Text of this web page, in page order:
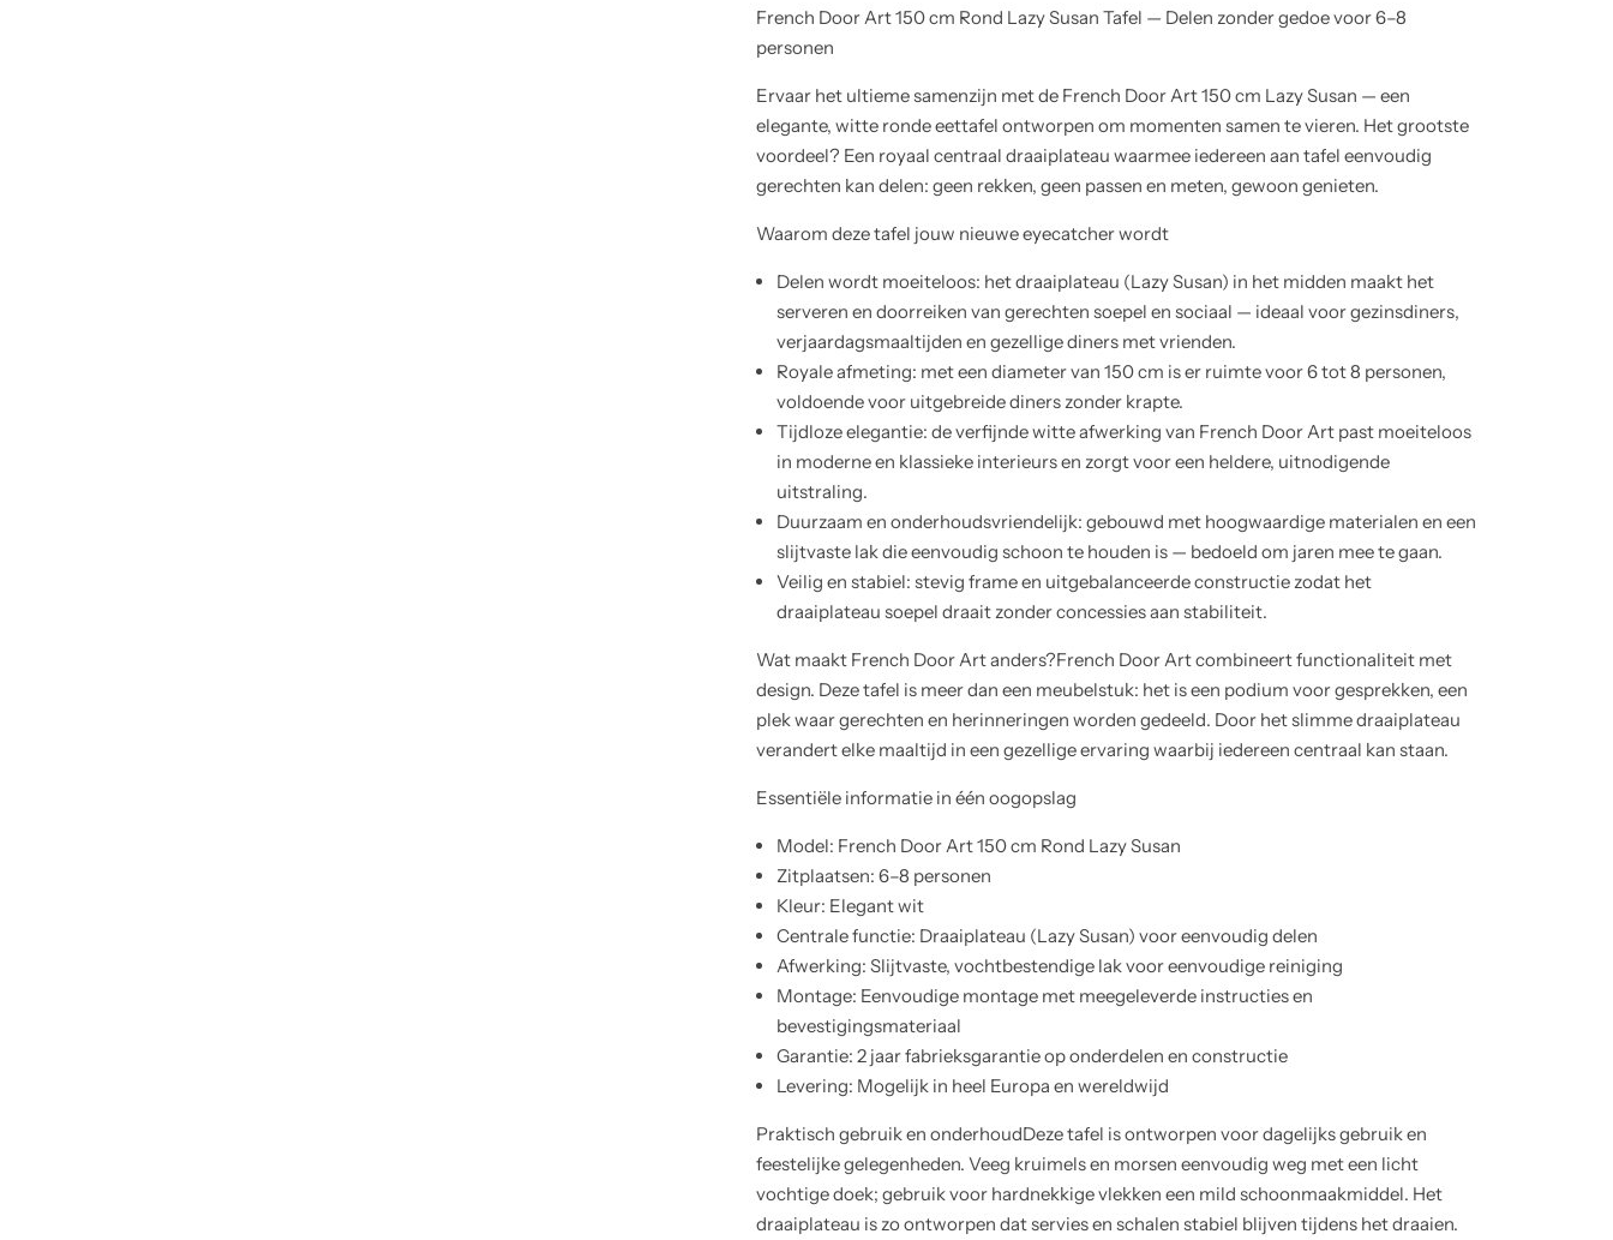
French Door Art 150 cm Rond Lazy Susan Tafel — Delen zonder gedoe voor 6–8
personen
Ervaar het ultieme samenzijn met de French Door Art 150 cm Lazy Susan — een
elegante, witte ronde eettafel ontworpen om momenten samen te vieren. Het grootste
voordeel? Een royaal centraal draaiplateau waarmee iedereen aan tafel eenvoudig
gerechten kan delen: geen rekken, geen passen en meten, gewoon genieten.
Waarom deze tafel jouw nieuwe eyecatcher wordt
Delen wordt moeiteloos: het draaiplateau (Lazy Susan) in het midden maakt het
serveren en doorreiken van gerechten soepel en sociaal — ideaal voor gezinsdiners,
verjaardagsmaaltijden en gezellige diners met vrienden.
Royale afmeting: met een diameter van 150 cm is er ruimte voor 6 tot 8 personen,
voldoende voor uitgebreide diners zonder krapte.
Tijdloze elegantie: de verfijnde witte afwerking van French Door Art past moeiteloos
in moderne en klassieke interieurs en zorgt voor een heldere, uitnodigende
uitstraling.
Duurzaam en onderhoudsvriendelijk: gebouwd met hoogwaardige materialen en een
slijtvaste lak die eenvoudig schoon te houden is — bedoeld om jaren mee te gaan.
Veilig en stabiel: stevig frame en uitgebalanceerde constructie zodat het
draaiplateau soepel draait zonder concessies aan stabiliteit.
Wat maakt French Door Art anders?French Door Art combineert functionaliteit met
design. Deze tafel is meer dan een meubelstuk: het is een podium voor gesprekken, een
plek waar gerechten en herinneringen worden gedeeld. Door het slimme draaiplateau
verandert elke maaltijd in een gezellige ervaring waarbij iedereen centraal kan staan.
Essentiële informatie in één oogopslag
Model: French Door Art 150 cm Rond Lazy Susan
Zitplaatsen: 6–8 personen
Kleur: Elegant wit
Centrale functie: Draaiplateau (Lazy Susan) voor eenvoudig delen
Afwerking: Slijtvaste, vochtbestendige lak voor eenvoudige reiniging
Montage: Eenvoudige montage met meegeleverde instructies en
bevestigingsmateriaal
Garantie: 2 jaar fabrieksgarantie op onderdelen en constructie
Levering: Mogelijk in heel Europa en wereldwijd
Praktisch gebruik en onderhoudDeze tafel is ontworpen voor dagelijks gebruik en
feestelijke gelegenheden. Veeg kruimels en morsen eenvoudig weg met een licht
vochtige doek; gebruik voor hardnekkige vlekken een mild schoonmaakmiddel. Het
draaiplateau is zo ontworpen dat servies en schalen stabiel blijven tijdens het draaien.